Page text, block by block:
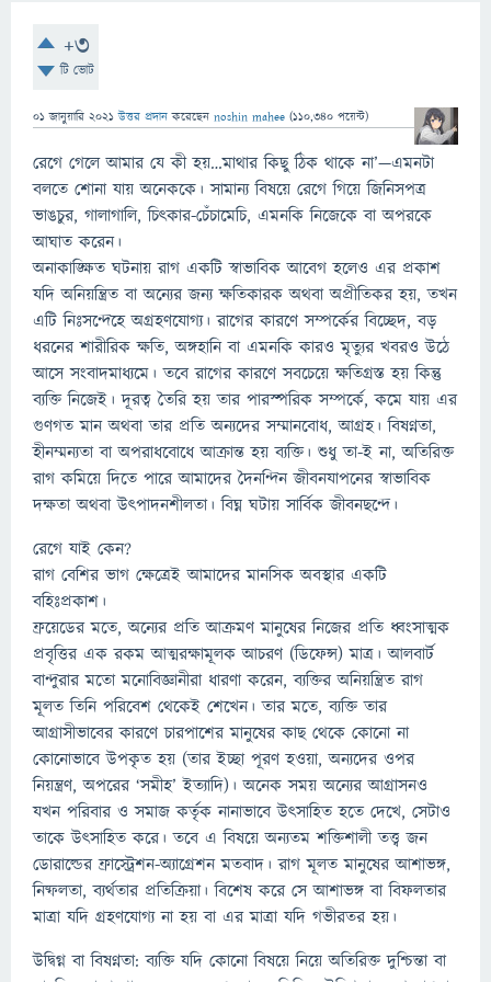
+3
টি ভোট
01 জানুয়ারি 2021 উত্তর প্রদান করেছেন noshin mahee (110,340 পয়েন্ট)
রেগে গেলে আমার যে কী হয়…মাথার কিছু ঠিক থাকে না’—এমনটা
বলতে শোনা যায় অনেককে। সামান্য বিষয়ে রেগে গিয়ে জিনিসপত্র
ভাঙচুর, গালাগালি, চিৎকার-চেঁচামেচি, এমনকি নিজেকে বা অপরকে
আঘাত করেন।
অনাকাঙ্ক্ষিত ঘটনায় রাগ একটি স্বাভাবিক আবেগ হলেও এর প্রকাশ
যদি অনিয়ন্ত্রিত বা অন্যের জন্য ক্ষতিকারক অথবা অপ্রীতিকর হয়, তখন
এটি নিঃসন্দেহে অগ্রহণযোগ্য। রাগের কারণে সম্পর্কের বিচ্ছেদ, বড়
ধরনের শারীরিক ক্ষতি, অঙ্গহানি বা এমনকি কারও মৃত্যুর খবরও উঠে
আসে সংবাদমাধ্যমে। তবে রাগের কারণে সবচেয়ে ক্ষতিগ্রস্ত হয় কিন্তু
ব্যক্তি নিজেই। দূরত্ব তৈরি হয় তার পারস্পরিক সম্পর্কে, কমে যায় এর
গুণগত মান অথবা তার প্রতি অন্যদের সম্মানবোধ, আগ্রহ। বিষণ্নতা,
হীনম্মন্যতা বা অপরাধবোধে আক্রান্ত হয় ব্যক্তি। শুধু তা-ই না, অতিরিক্ত
রাগ কমিয়ে দিতে পারে আমাদের দৈনন্দিন জীবনযাপনের স্বাভাবিক
দক্ষতা অথবা উৎপাদনশীলতা। বিঘ্ন ঘটায় সার্বিক জীবনছন্দে।
রেগে যাই কেন?
রাগ বেশির ভাগ ক্ষেত্রেই আমাদের মানসিক অবস্থার একটি
বহিঃপ্রকাশ।
ফ্রয়েডের মতে, অন্যের প্রতি আক্রমণ মানুষের নিজের প্রতি ধ্বংসাত্মক
প্রবৃত্তির এক রকম আত্মরক্ষামূলক আচরণ (ডিফেন্স) মাত্র। আলবার্ট
বান্দুরার মতো মনোবিজ্ঞানীরা ধারণা করেন, ব্যক্তির অনিয়ন্ত্রিত রাগ
মূলত তিনি পরিবেশ থেকেই শেখেন। তার মতে, ব্যক্তি তার
আগ্রাসীভাবের কারণে চারপাশের মানুষের কাছ থেকে কোনো না
কোনোভাবে উপকৃত হয় (তার ইচ্ছা পূরণ হওয়া, অন্যদের ওপর
নিয়ন্ত্রণ, অপরের ‘সমীহ’ ইত্যাদি)। অনেক সময় অন্যের আগ্রাসনও
যখন পরিবার ও সমাজ কর্তৃক নানাভাবে উৎসাহিত হতে দেখে, সেটাও
তাকে উৎসাহিত করে। তবে এ বিষয়ে অন্যতম শক্তিশালী তত্ত্ব জন
ডোরাল্ডের ফ্রাস্ট্রেশন-অ্যাগ্রেশন মতবাদ। রাগ মূলত মানুষের আশাভঙ্গ,
নিষ্ফলতা, ব্যর্থতার প্রতিক্রিয়া। বিশেষ করে সে আশাভঙ্গ বা বিফলতার
মাত্রা যদি গ্রহণযোগ্য না হয় বা এর মাত্রা যদি গভীরতর হয়।
উদ্বিগ্ন বা বিষণ্নতা: ব্যক্তি যদি কোনো বিষয়ে নিয়ে অতিরিক্ত দুশ্চিন্তা বা